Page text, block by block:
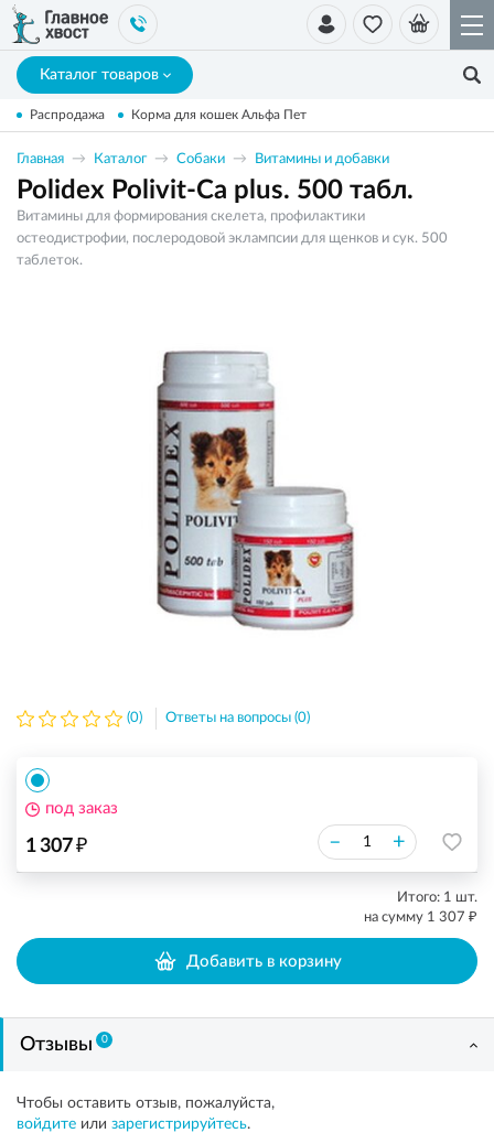
Каталог товаров
Распродажа Корма для кошек Альфа Пет
Главная Каталог Собаки Витамины и добавки
Polidex Polivit-Ca plus. 500 табл.
Витамины для формирования скелета, профилактики
остеодистрофии, послеродовой эклампсии для щенков и сук. 500
таблеток.
(0) Ответы на вопросы (0)
1 307₽ – +
под заказ
Итого: 1 шт.
на сумму 1 307 ₽
Добавить в корзину
Отзывы 0
Чтобы оставить отзыв, пожалуйста,
войдите или зарегистрируйтесь.